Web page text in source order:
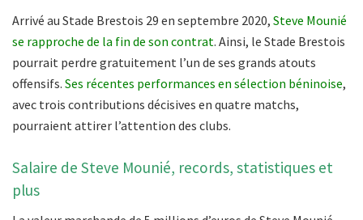
Arrivé au Stade Brestois 29 en septembre 2020, Steve Mounié
se rapproche de la fin de son contrat. Ainsi, le Stade Brestois
pourrait perdre gratuitement l’un de ses grands atouts
offensifs. Ses récentes performances en sélection béninoise,
avec trois contributions décisives en quatre matchs,
pourraient attirer l’attention des clubs.
Salaire de Steve Mounié, records, statistiques et
plus